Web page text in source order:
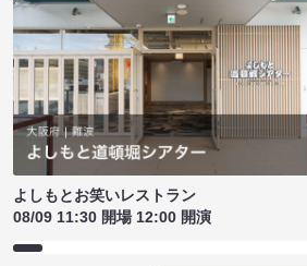
よしもとお笑いレストラン
08/09 11:30 開場 12:00 開演